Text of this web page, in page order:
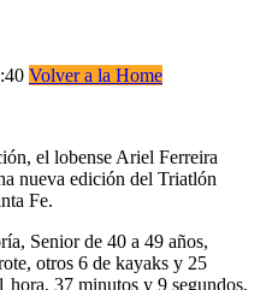
Volver a la Home
el lobense Ariel Ferreira
nueva edición del Triatlón
Fe.
Senior de 40 a 49 años,
otros 6 de kayaks y 25
37 minutos y 9 segundos,